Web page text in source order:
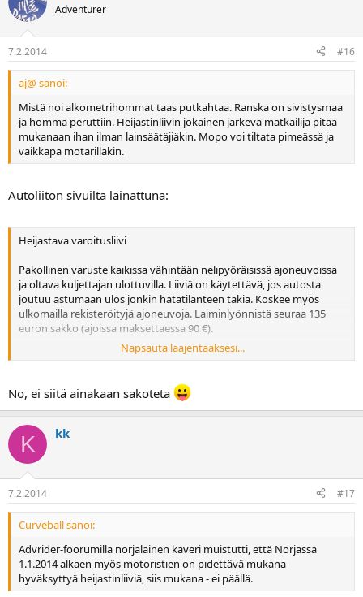
Adventurer
7.2.2014 #16
aj@ sanoi:
Mistä noi alkometrihommat taas putkahtaa. Ranska on sivistysmaa
ja homma peruttiin. Heijastinliivin jokainen järkevä matkailija pitää
mukanaan ihan ilman lainsäätäjiäkin. Mopo voi tiltata pimeässä ja
vaikkapa motarillakin.
Autoliiton sivuilta lainattuna:
Heijastava varoitusliivi
Pakollinen varuste kaikissa vähintään nelipyöräisissä ajoneuvoissa
ja oltava kuljettajan ulottuvilla. Liiviä on käytettävä, jos autosta
joutuu astumaan ulos jonkin hätätilanteen takia. Koskee myös
ulkomailla rekisteröityjä ajoneuvoja. Laiminlyönnistä seuraa 135
euron sakko (ajoissa maksettaessa 90 €).
Promillemittari pakollinen varuste
Ajoneuvossa on oltava pakollisena varusteena
alkoholitesteri/alkometri. Jos ajoneuvoon on asennettu virallisen
valmistajan alkolukko, se riittää. Poliisi voi tarkistaa, onko
kuljettajalla testeri (breathalyzer). Viranoamiset eivät toistaiseksi
sakota alkometrin puuttumisesta.
Napsauta laajentaaksesi...
No, ei siitä ainakaan sakoteta
K kk
7.2.2014 #17
Curveball sanoi:
Advrider-foorumilla norjalainen kaveri muistutti, että Norjassa
1.1.2014 alkaen myös motoristien on pidettävä mukana
hyväksyttyä heijastinliiviä, siis mukana - ei päällä.